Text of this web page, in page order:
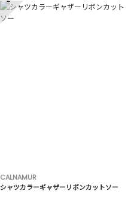
CALNAMUR
シャツカラーギャザーリボンカットソー